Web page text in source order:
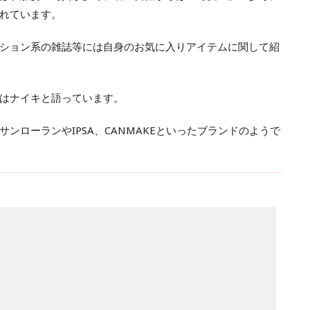
ています。
ョン系の雑誌等には自身のお気に入りアイテムに関して紹
ナイキと語っています。
ンローランやIPSA、CANMAKEといったブランドのようで